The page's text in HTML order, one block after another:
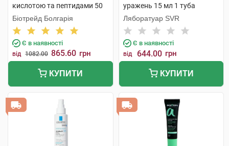
кислотою та пептидами 50
мл 1 флакон
Біотрейд Болгарія
Є в наявності
від 1082.00 865.60 грн
КУПИТИ
уражень 15 мл 1 туба
Ляборатуар SVR
Є в наявності
від 644.00 грн
КУПИТИ